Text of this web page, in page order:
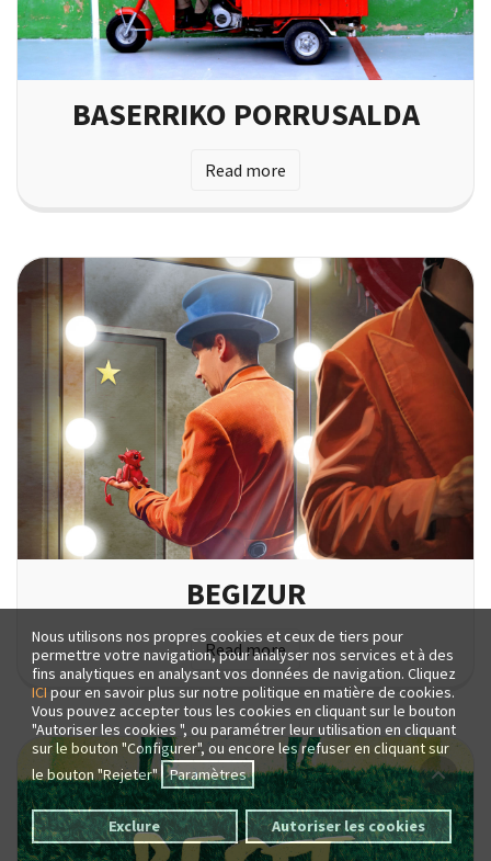
Nous utilisons nos propres cookies et ceux de tiers pour
permettre votre navigation, pour analyser nos services et à des
fins analytiques en analysant vos données de navigation. Cliquez
ICI pour en savoir plus sur notre politique en matière de cookies.
Vous pouvez accepter tous les cookies en cliquant sur le bouton
"Autoriser les cookies ", ou paramétrer leur utilisation en cliquant
sur le bouton "Configurer", ou encore les refuser en cliquant sur
le bouton "Rejeter" Paramètres
Exclure Autoriser les cookies
BASERRIKO PORRUSALDA
Read more
BEGIZUR
Read more